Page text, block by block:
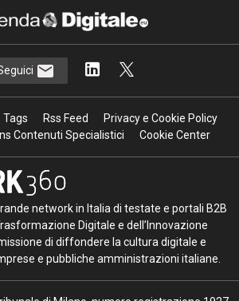
Tags Rss Feed
Privacy e Cookie Policy
Contenuti Specialistici
Cookie Center
network in Italia di testate e portali B2B
Digitale e dell’Innovazione
di diffondere la cultura digitale e
e pubbliche amministrazioni italiane.